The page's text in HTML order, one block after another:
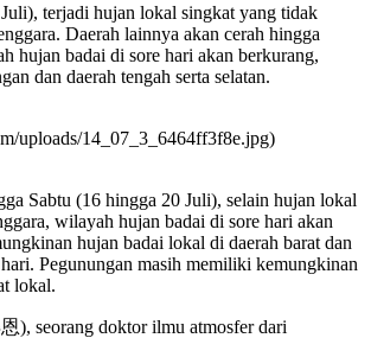
terjadi hujan lokal singkat yang tidak
Daerah lainnya akan cerah hingga
hujan badai di sore hari akan berkurang,
dan daerah tengah serta selatan.
uploads/14_07_3_6464ff3f8e.jpg)
Sabtu (16 hingga 20 Juli), selain hujan lokal
wilayah hujan badai di sore hari akan
hujan badai lokal di daerah barat dan
Pegunungan masih memiliki kemungkinan
lokal.
), seorang doktor ilmu atmosfer dari